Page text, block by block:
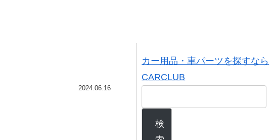
2024.06.16
カー用品・車パーツを探すなら
CARCLUB
検